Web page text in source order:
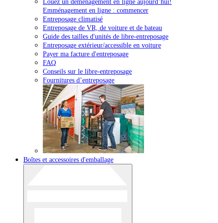
Emménagement en ligne : commencer
Entreposage climatisé
Entreposage de VR, de voiture et de bateau
Guide des tailles d'unités de libre-entreposage
Entreposage extérieur/accessible en voiture
Payer ma facture d'entreposage
FAQ
Conseils sur le libre-entreposage
Fournitures d’entreposage
Boîtes et accessoires d'emballage